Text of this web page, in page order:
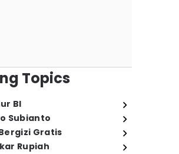
Topics
BI
Subianto
Gratis
Rupiah